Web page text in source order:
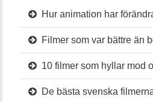
Hur animation har
Filmer som var bättre än
10 filmer som hyllar mod
De bästa svenska